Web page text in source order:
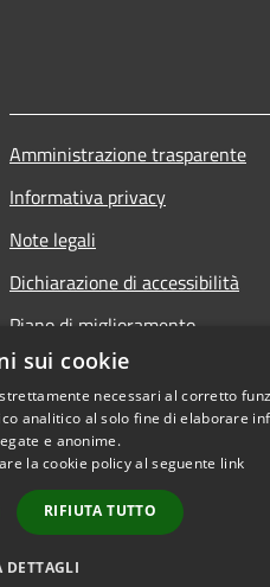
Amministrazione trasparente
Informativa privacy
Note legali
Dichiarazione di accessibilità
Piano di miglioramento
Copyright © 2026 •
sui cookie
necessari al corretto
analitico al solo fine di elaborare
e anonime.
la cookie policy al seguente link
RIFIUTA TUTTO
DETTAGLI